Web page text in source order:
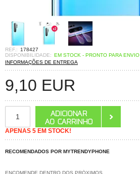
REF.:
178427
DISPONIBILIDADE: EM STOCK - PRONTO PARA ENVIO
INFORMAÇÕES DE ENTREGA
9,10 EUR
APENAS 5 EM STOCK!
RECOMENDADOS POR MYTRENDYPHONE
ENCOMENDE DENTRO DOS PRÓXIMOS